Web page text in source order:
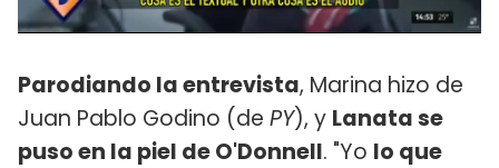
Parodiando la entrevista, Marina hizo de
Juan Pablo Godino (de PY), y Lanata se
puso en la piel de O'Donnell. "Yo lo que